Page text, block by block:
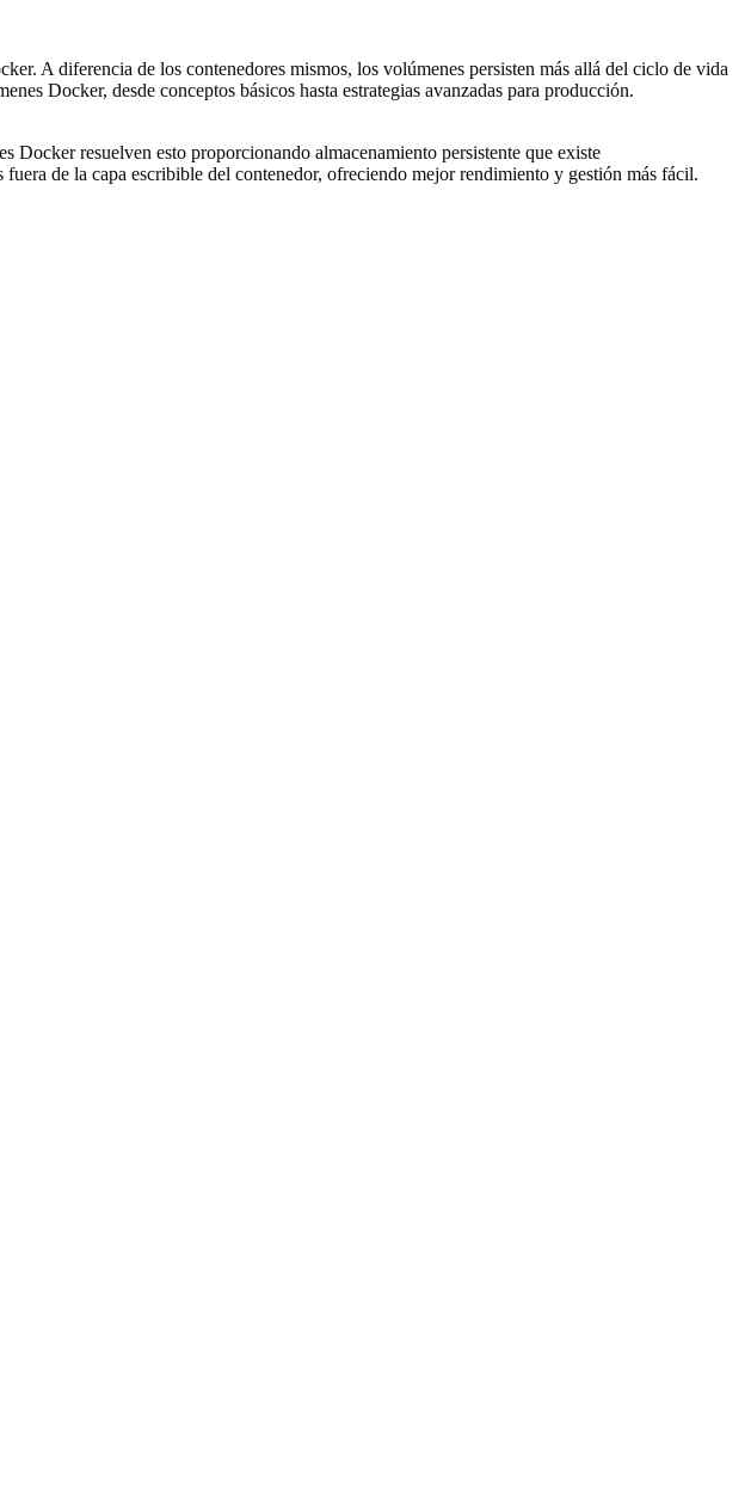
A diferencia de los contenedores mismos, los volúmenes persisten más allá del ciclo de vida
Docker, desde conceptos básicos hasta estrategias avanzadas para producción.
resuelven esto proporcionando almacenamiento persistente que existe
de la capa escribible del contenedor, ofreciendo mejor rendimiento y gestión más fácil.